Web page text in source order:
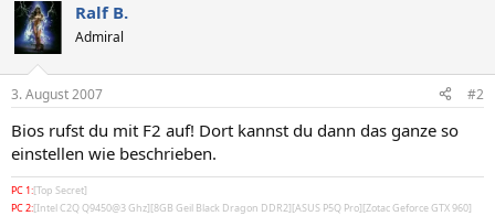
Ralf B.
Admiral
3. August 2007 #2
Bios rufst du mit F2 auf! Dort kannst du dann das ganze so
einstellen wie beschrieben.
PC 1:[Top Secret]
PC 2:[Intel C2Q Q9450@3 Ghz][8GB Geil Black Dragon DDR2][ASUS P5Q Pro][Zotac Geforce GTX 960]